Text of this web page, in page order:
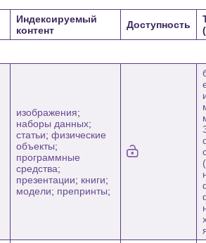
Индексируемый
контент
Доступность
изображения;
наборы данных;
статьи; физические
объекты;
программные
средства;
презентации; книги;
модели; препринты;